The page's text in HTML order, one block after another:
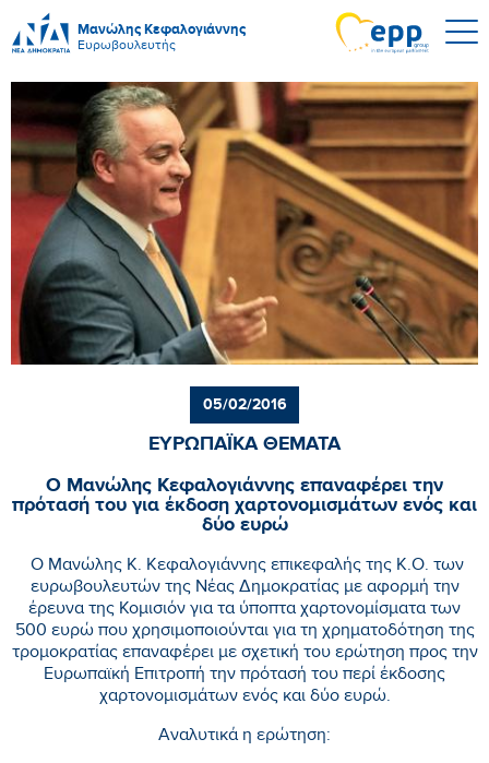
Μανώλης Κεφαλογιάννης
Ευρωβουλευτής
05/02/2016
ΕΥΡΩΠΑΪΚΑ ΘΕΜΑΤΑ
Ο Μανώλης Κεφαλογιάννης επαναφέρει την
πρότασή του για έκδοση χαρτονομισμάτων ενός και
δύο ευρώ
Ο Μανώλης Κ. Κεφαλογιάννης επικεφαλής της Κ.Ο. των
ευρωβουλευτών της Νέας Δημοκρατίας με αφορμή την
έρευνα της Κομισιόν για τα ύποπτα χαρτονομίσματα των
500 ευρώ που χρησιμοποιούνται για τη χρηματοδότηση της
τρομοκρατίας επαναφέρει με σχετική του ερώτηση προς την
Ευρωπαϊκή Επιτροπή την πρότασή του περί έκδοσης
χαρτονομισμάτων ενός και δύο ευρώ.
Αναλυτικά η ερώτηση: